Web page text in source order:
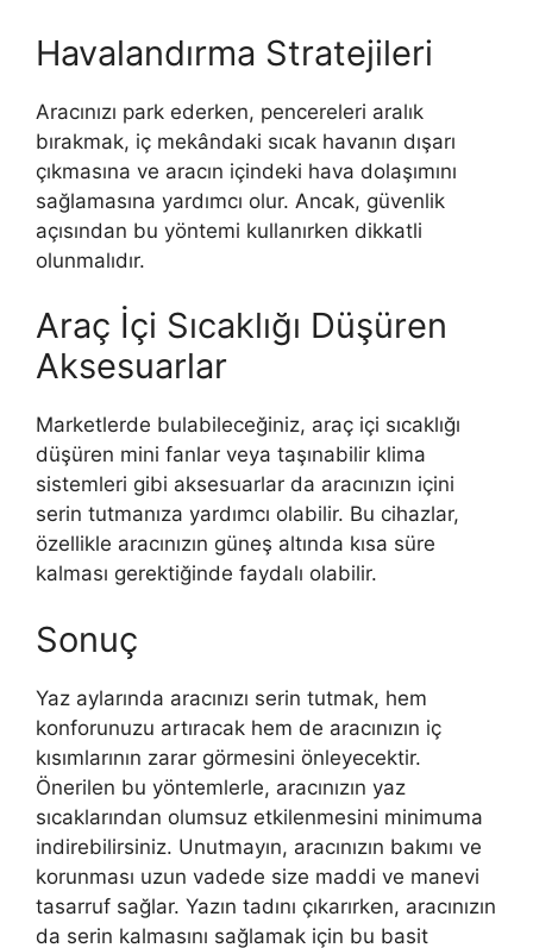
Havalandırma Stratejileri
Aracınızı park ederken, pencereleri aralık
bırakmak, iç mekândaki sıcak havanın dışarı
çıkmasına ve aracın içindeki hava dolaşımını
sağlamasına yardımcı olur. Ancak, güvenlik
açısından bu yöntemi kullanırken dikkatli
olunmalıdır.
Araç İçi Sıcaklığı Düşüren
Aksesuarlar
Marketlerde bulabileceğiniz, araç içi sıcaklığı
düşüren mini fanlar veya taşınabilir klima
sistemleri gibi aksesuarlar da aracınızın içini
serin tutmanıza yardımcı olabilir. Bu cihazlar,
özellikle aracınızın güneş altında kısa süre
kalması gerektiğinde faydalı olabilir.
Sonuç
Yaz aylarında aracınızı serin tutmak, hem
konforunuzu artıracak hem de aracınızın iç
kısımlarının zarar görmesini önleyecektir.
Önerilen bu yöntemlerle, aracınızın yaz
sıcaklarından olumsuz etkilenmesini minimuma
indirebilirsiniz. Unutmayın, aracınızın bakımı ve
korunması uzun vadede size maddi ve manevi
tasarruf sağlar. Yazın tadını çıkarırken, aracınızın
da serin kalmasını sağlamak için bu basit